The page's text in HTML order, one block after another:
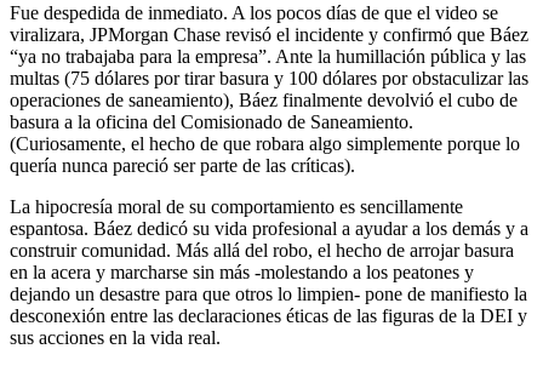
Fue despedida de inmediato. A los pocos días de que el video se
viralizara, JPMorgan Chase revisó el incidente y confirmó que Báez
“ya no trabajaba para la empresa”. Ante la humillación pública y las
multas (75 dólares por tirar basura y 100 dólares por obstaculizar las
operaciones de saneamiento), Báez finalmente devolvió el cubo de
basura a la oficina del Comisionado de Saneamiento.
(Curiosamente, el hecho de que robara algo simplemente porque lo
quería nunca pareció ser parte de las críticas).
La hipocresía moral de su comportamiento es sencillamente
espantosa. Báez dedicó su vida profesional a ayudar a los demás y a
construir comunidad. Más allá del robo, el hecho de arrojar basura
en la acera y marcharse sin más -molestando a los peatones y
dejando un desastre para que otros lo limpien- pone de manifiesto la
desconexión entre las declaraciones éticas de las figuras de la DEI y
sus acciones en la vida real.